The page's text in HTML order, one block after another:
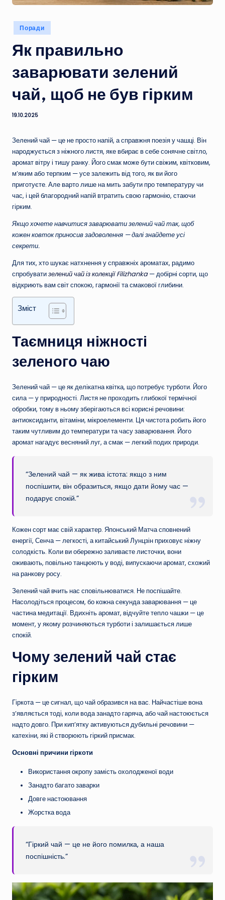
Опубліковано
у
Поради
Як правильно
заварювати зелений
чай, щоб не був гірким
19.10.2025
Зелений чай — це не просто напій, а справжня поезія у чашці. Він
народжується з ніжного листя, яке вбирає в себе сонячне світло,
аромат вітру і тишу ранку. Його смак може бути свіжим, квітковим,
м’яким або терпким — усе залежить від того, як ви його
приготуєте. Але варто лише на мить забути про температуру чи
час, і цей благородний напій втратить свою гармонію, стаючи
гірким.
Якщо хочете навчитися заварювати зелений чай так, щоб
кожен ковток приносив задоволення — далі знайдете усі
секрети.
Для тих, хто шукає натхнення у справжніх ароматах, радимо
спробуватизелений чай із колекції Filizhanka— добірні сорти, що
відкриють вам світ спокою, гармонії та смакової глибини.
Зміст
Таємниця ніжності
зеленого чаю
Зелений чай — це як делікатна квітка, що потребує турботи. Його
сила — у природності. Листя не проходить глибокої термічної
обробки, тому в ньому зберігаються всі корисні речовини:
антиоксиданти, вітаміни, мікроелементи. Ця чистота робить його
таким чутливим до температури та часу заварювання. Його
аромат нагадує весняний луг, а смак — легкий подих природи.
“Зелений чай — як жива істота: якщо з ним
поспішити, він образиться, якщо дати йому час —
подарує спокій.”
Кожен сорт має свій характер. Японський Матча сповнений
енергії, Сенча — легкості, а китайський Лунцзін приховує ніжну
солодкість. Коли ви обережно заливаєте листочки, вони
оживають, повільно танцюють у воді, випускаючи аромат, схожий
на ранкову росу.
Зелений чай вчить нас сповільнюватися. Не поспішайте.
Насолодіться процесом, бо кожна секунда заварювання — це
частина медитації. Вдихніть аромат, відчуйте тепло чашки — це
момент, у якому розчиняються турботи і залишається лише
спокій.
Чому зелений чай стає
гірким
Гіркота — це сигнал, що чай образився на вас. Найчастіше вона
з’являється тоді, коли вода занадто гаряча, або чай настоюється
надто довго. При кип’ятку активуються дубильні речовини —
катехіни, які й створюють гіркий присмак.
Основні причини гіркоти
Використання окропу замість охолодженої води
Занадто багато заварки
Довге настоювання
Жорстка вода
“Гіркий чай — це не його помилка, а наша
поспішність.”